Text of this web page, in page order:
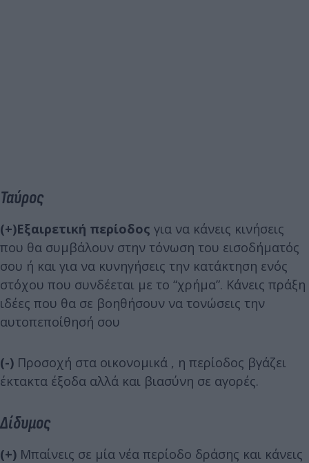
Ταύρος
(+)Εξαιρετική περίοδος για να κάνεις κινήσεις
που θα συμβάλουν στην τόνωση του εισοδήματός
σου ή και για να κυνηγήσεις την κατάκτηση ενός
στόχου που συνδέεται με το “χρήμα”. Κάνεις πράξη
ιδέες που θα σε βοηθήσουν να τονώσεις την
αυτοπεποίθησή σου
(-) Προσοχή στα οικονομικά , η περίοδος βγάζει
έκτακτα έξοδα αλλά και βιασύνη σε αγορές.
Δίδυμος
(+) Μπαίνεις σε μία νέα περίοδο δράσης και κάνεις